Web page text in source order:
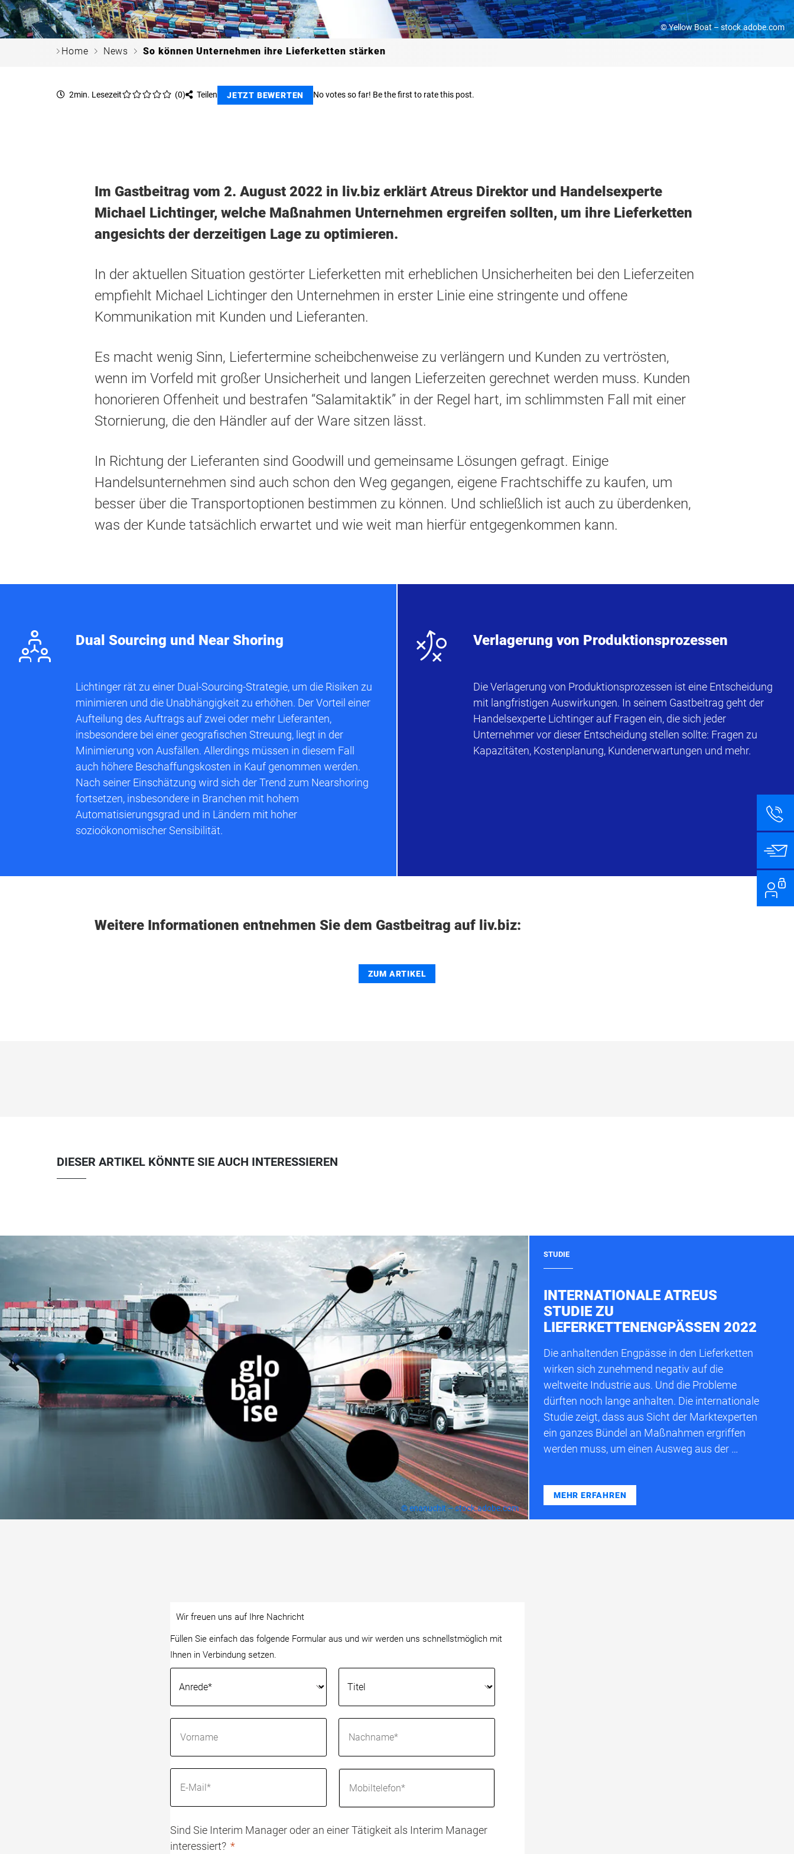
© Yellow Boat – stock.adobe.com
c Home c News cSo können Unternehmen ihre Lieferketten stärken
2min. Lesezeit (0) Teilen JETZT BEWERTEN No votes so far! Be the first to rate this post.
Im Gastbeitrag vom 2. August 2022 in liv.biz erklärt Atreus Direktor und Handelsexperte
Michael Lichtinger, welche Maßnahmen Unternehmen ergreifen sollten, um ihre Lieferketten
angesichts der derzeitigen Lage zu optimieren.
In der aktuellen Situation gestörter Lieferketten mit erheblichen Unsicherheiten bei den Lieferzeiten
empfiehlt Michael Lichtinger den Unternehmen in erster Linie eine stringente und offene
Kommunikation mit Kunden und Lieferanten.
Es macht wenig Sinn, Liefertermine scheibchenweise zu verlängern und Kunden zu vertrösten,
wenn im Vorfeld mit großer Unsicherheit und langen Lieferzeiten gerechnet werden muss. Kunden
honorieren Offenheit und bestrafen “Salamitaktik” in der Regel hart, im schlimmsten Fall mit einer
Stornierung, die den Händler auf der Ware sitzen lässt.
In Richtung der Lieferanten sind Goodwill und gemeinsame Lösungen gefragt. Einige
Handelsunternehmen sind auch schon den Weg gegangen, eigene Frachtschiffe zu kaufen, um
besser über die Transportoptionen bestimmen zu können. Und schließlich ist auch zu überdenken,
was der Kunde tatsächlich erwartet und wie weit man hierfür entgegenkommen kann.
j Dual Sourcing und Near Shoring
Lichtinger rät zu einer Dual-Sourcing-Strategie, um die Risiken zu
minimieren und die Unabhängigkeit zu erhöhen. Der Vorteil einer
Aufteilung des Auftrags auf zwei oder mehr Lieferanten,
insbesondere bei einer geografischen Streuung, liegt in der
Minimierung von Ausfällen. Allerdings müssen in diesem Fall
auch höhere Beschaffungskosten in Kauf genommen werden.
Nach seiner Einschätzung wird sich der Trend zum Nearshoring
fortsetzen, insbesondere in Branchen mit hohem
Automatisierungsgrad und in Ländern mit hoher
sozioökonomischer Sensibilität.
n Verlagerung von Produktionsprozessen
Die Verlagerung von Produktionsprozessen ist eine Entscheidung
mit langfristigen Auswirkungen. In seinem Gastbeitrag geht der
Handelsexperte Lichtinger auf Fragen ein, die sich jeder
Unternehmer vor dieser Entscheidung stellen sollte: Fragen zu
Kapazitäten, Kostenplanung, Kundenerwartungen und mehr.
Weitere Informationen entnehmen Sie dem Gastbeitrag auf liv.biz:
ZUM ARTIKEL
DIESER ARTIKEL KÖNNTE SIE AUCH INTERESSIEREN
© enanuchit – stock.adobe.com
STUDIE
INTERNATIONALE ATREUS
STUDIE ZU
LIEFERKETTENENGPÄSSEN 2022
Die anhaltenden Engpässe in den Lieferketten
wirken sich zunehmend negativ auf die
weltweite Industrie aus. Und die Probleme
dürften noch lange anhalten. Die internationale
Studie zeigt, dass aus Sicht der Marktexperten
ein ganzes Bündel an Maßnahmen ergriffen
werden muss, um einen Ausweg aus der …
MEHR ERFAHREN
Wir freuen uns auf Ihre Nachricht
Füllen Sie einfach das folgende Formular aus und wir werden uns schnellstmöglich mit
Ihnen in Verbindung setzen.
Sind Sie Interim Manager oder an einer Tätigkeit als Interim Manager
interessiert?